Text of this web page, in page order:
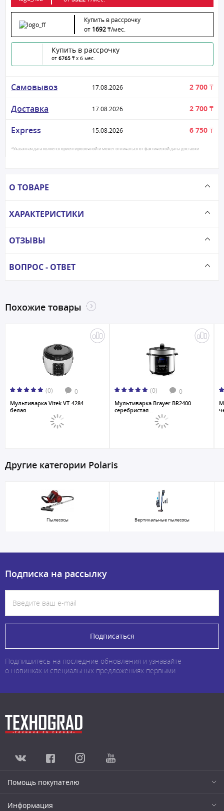
Купить в рассрочку
от 1692₸/мес.
Купить в рассрочку
от 6765 ₸ x 6 мес.
Самовывоз 17.08.2026 2 700 ₸
Доставка 17.08.2026 2 700 ₸
Express 15.08.2026 6 750 ₸
*Указанная дата является ориентировочной и может отличаться от фактической даты доставки
О ТОВАРЕ
ХАРАКТЕРИСТИКИ
ОТЗЫВЫ
ВОПРОС - ОТВЕТ
Похожие товары
(0) 0
Мультиварка Vitek VT-4284
белая
(0) 0
Мультиваркa Brayer BR2400
серебристая...
Другие категории Polaris
Пылесосы Вертикальные пылесосы
Подписка на рассылку
Подписаться
Подпишитесь на последние обновления и узнавайте
о новинках и специальных предложениях первыми
Помощь покупателю
Информация